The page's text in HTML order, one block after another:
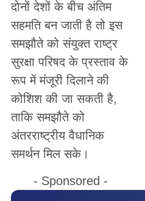
दोनों देशों के बीच अंतिम
सहमति बन जाती है तो इस
समझौते को संयुक्त राष्ट्र
सुरक्षा परिषद के प्रस्ताव के
रूप में मंजूरी दिलाने की
कोशिश की जा सकती है,
ताकि समझौते को
अंतरराष्ट्रीय वैधानिक
समर्थन मिल सके।
- Sponsored -